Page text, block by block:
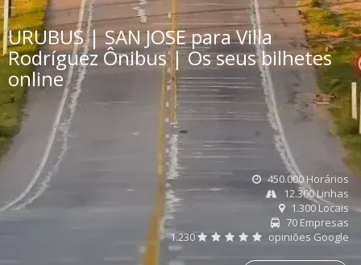
URUBUS | SAN JOSE para Villa
Rodríguez Ônibus | Os seus bilhetes
online
450.000 Horários
12.300 Linhas
1.300 Locais
70 Empresas
1.230
opiniões Google